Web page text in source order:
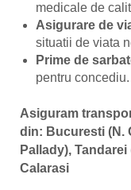
medicale de
Asigurare de
situatii de viata
Prime de
pentru concediu.
Asiguram
din: Bucuresti (N.
Pallady),
Calarasi